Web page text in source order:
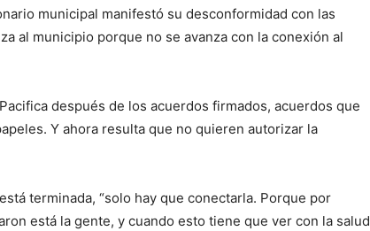
municipal manifestó su desconformidad con las
al municipio porque no se avanza con la conexión al
después de los acuerdos firmados, acuerdos que
Y ahora resulta que no quieren autorizar la
terminada, “solo hay que conectarla. Porque por
está la gente, y cuando esto tiene que ver con la salud